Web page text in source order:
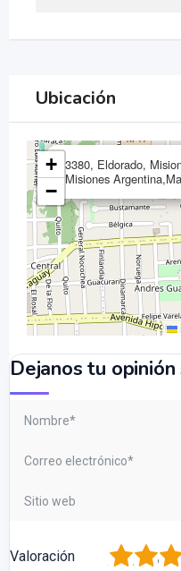
Ubicación
3380, Eldorado,
Misiones
+
−
Dejanos tu
Valoración 3
2